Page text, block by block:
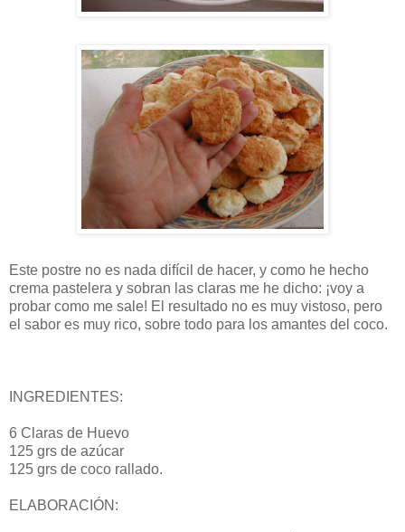
Este postre no es nada difícil de hacer, y como he hecho
crema pastelera y sobran las claras me he dicho: ¡voy a
probar como me sale! El resultado no es muy vistoso, pero
el sabor es muy rico, sobre todo para los amantes del coco.
INGREDIENTES:
6 Claras de Huevo
125 grs de azúcar
125 grs de coco rallado.
ELABORACIÓN: